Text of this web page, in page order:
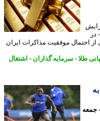
موفقیت مذاکرات ایران
-سرمایه گذاران -
اشتغال